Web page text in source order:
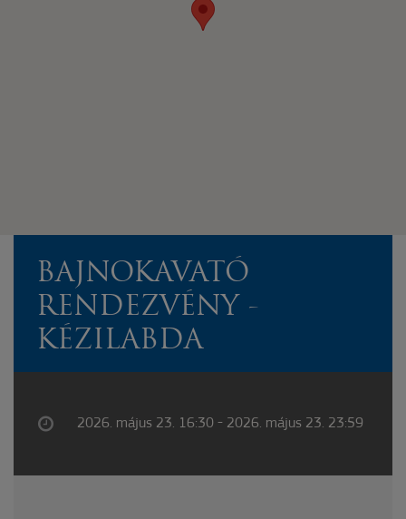
BAJNOKAVATÓ
RENDEZVÉNY -
KÉZILABDA
2026. május 23. 16:30 - 2026. május 23. 23:59